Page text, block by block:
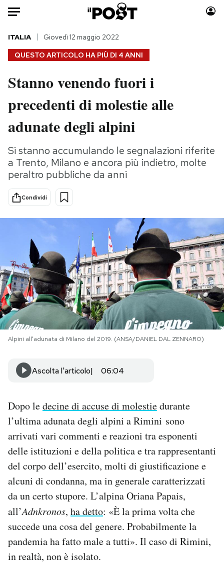
Auto
HOME
Italia
Politica
Tecnologia
Scienza
Cultura
Sport
Moda
Consumismi
Storie/Idee
Media
Europa
PODCAST
NEWSLETTER
I MIEI PREFERITI
SHOP
CALENDARIO
AREA PERSONALE
Notifiche mobile
Regala il Post
Hai bisogno di aiuto?
Esci
QUESTO ARTICOLO HA PIÙ DI 4 ANNI
ITALIA Giovedì 12 maggio 2022
Stanno venendo fuori i
precedenti di molestie alle
adunate degli alpini
Si stanno accumulando le segnalazioni riferite
a Trento, Milano e ancora più indietro, molte
peraltro pubbliche da anni
Condividi
Alpini all'adunata di Milano del 2019. (ANSA/DANIEL DAL ZENNARO)
Ascolta l'articolo 06:04
Dopo ledecine di accuse di molestiedurante
l’ultima adunata degli alpini a Rimini sono
arrivati vari commenti e reazioni tra esponenti
delle istituzioni e della politica e tra rappresentanti
del corpo dell’esercito, molti di giustificazione e
alcuni di condanna, ma in generale caratterizzati
da un certo stupore. L’alpina Oriana Papais,
all’Adnkronos, ha detto: «È la prima volta che
succede una cosa del genere. Probabilmente la
pandemia ha fatto male a tutti». Il caso di Rimini,
in realtà, non è isolato.